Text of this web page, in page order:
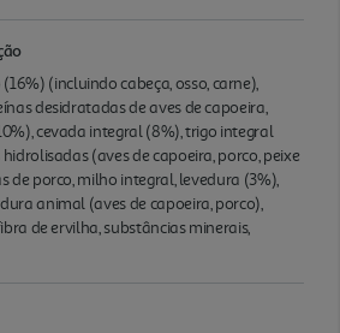
(incluindo cabeça, osso, carne),
desidratadas de aves de capoeira,
cevada integral (8%), trigo integral
(aves de capoeira, porco, peixe
de porco, milho integral, levedura (3%),
animal (aves de capoeira, porco),
de ervilha, substâncias minerais,